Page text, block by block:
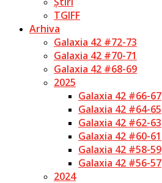
TGIFF
Arhiva
Galaxia 42 #72-73
Galaxia 42 #70-71
Galaxia 42 #68-69
2025
Galaxia 42 #66-67
Galaxia 42 #64-65
Galaxia 42 #62-63
Galaxia 42 #60-61
Galaxia 42 #58-59
Galaxia 42 #56-57
2024